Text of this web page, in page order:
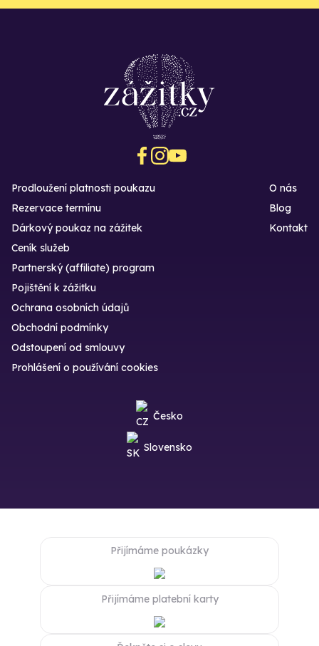
Prodloužení platnosti poukazu
Rezervace termínu
Dárkový poukaz na zážitek
O nás
Blog
Kontakt
Ceník služeb
Partnerský (affiliate) program
Pojištění k zážitku
Ochrana osobních údajů
Obchodní podmínky
Odstoupení od smlouvy
Prohlášení o používání cookies
Česko
Slovensko
Přijímáme poukázky
Přijímáme platební karty